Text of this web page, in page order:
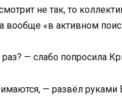
не так, то
вообще «в активном
— слабо попросила
— развёл руками